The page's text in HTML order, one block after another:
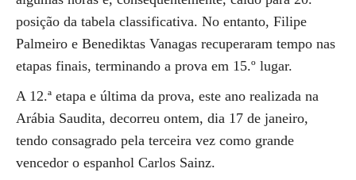
posição da tabela classificativa. No entanto, Filipe
Palmeiro e Benediktas Vanagas recuperaram tempo nas
etapas finais, terminando a prova em 15.º lugar.
A 12.ª etapa e última da prova, este ano realizada na
Arábia Saudita, decorreu ontem, dia 17 de janeiro,
tendo consagrado pela terceira vez como grande
vencedor o espanhol Carlos Sainz.